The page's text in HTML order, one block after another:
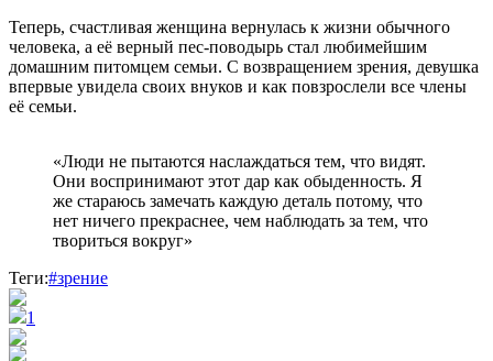
Теперь, счастливая женщина вернулась к жизни обычного
человека, а её верный пес-поводырь стал любимейшим
домашним питомцем семьи. С возвращением зрения, девушка
впервые увидела своих внуков и как повзрослели все члены
её семьи.
«Люди не пытаются наслаждаться тем, что видят.
Они воспринимают этот дар как обыденность. Я
же стараюсь замечать каждую деталь потому, что
нет ничего прекраснее, чем наблюдать за тем, что
твориться вокруг»
Теги:#зрение
1